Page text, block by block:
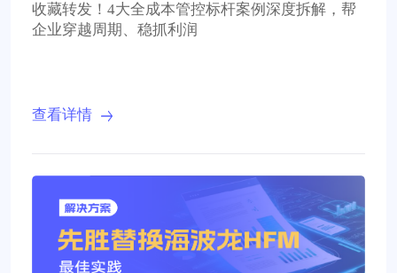
收藏转发！4大全成本管控标杆案例深度拆解，帮
企业穿越周期、稳抓利润
查看详情